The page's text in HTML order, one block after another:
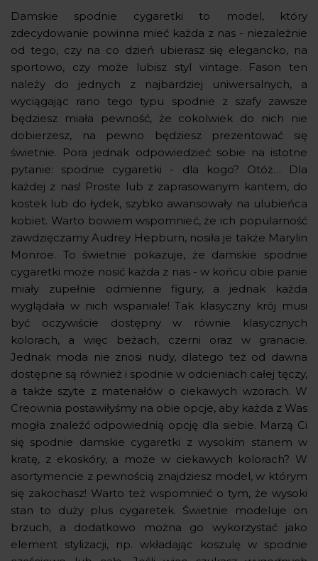
Damskie spodnie cygaretki to model, który
zdecydowanie powinna mieć każda z nas - niezależnie
od tego, czy na co dzień ubierasz się elegancko, na
sportowo, czy może lubisz styl vintage. Fason ten
należy do jednych z najbardziej uniwersalnych, a
wyciągając rano tego typu spodnie z szafy zawsze
będziesz miała pewność, że cokolwiek do nich nie
dobierzesz, na pewno będziesz prezentować się
świetnie. Pora jednak odpowiedzieć sobie na istotne
pytanie: spodnie cygaretki - dla kogo? Otóż… Dla
każdej z nas! Proste lub z zaprasowanym kantem, do
kostek lub do łydek, szybko awansowały na ulubieńca
kobiet. Warto bowiem wspomnieć, że ich popularność
zawdzięczamy Audrey Hepburn, nosiła je także Marylin
Monroe. To świetnie pokazuje, że damskie spodnie
cygaretki może nosić każda z nas - w końcu obie panie
miały zupełnie odmienne figury, a jednak każda
wyglądała w nich wspaniale! Tak klasyczny krój musi
być oczywiście dostępny w równie klasycznych
kolorach, a więc beżach, czerni oraz w granacie.
Jednak moda nie znosi nudy, dlatego też od dawna
dostępne są również i spodnie w odcieniach całej tęczy,
a także szyte z materiałów o ciekawych wzorach. W
Creownia postawiłyśmy na obie opcje, aby każda z Was
mogła znaleźć odpowiednią opcję dla siebie. Marzą Ci
się spodnie damskie cygaretki z wysokim stanem w
kratę, z ekoskóry, a może w ciekawych kolorach? W
asortymencie z pewnością znajdziesz model, w którym
się zakochasz! Warto też wspomnieć o tym, że wysoki
stan to duży plus cygaretek. Świetnie modeluje on
brzuch, a dodatkowo można go wykorzystać jako
element stylizacji, np. wkładając koszulę w spodnie